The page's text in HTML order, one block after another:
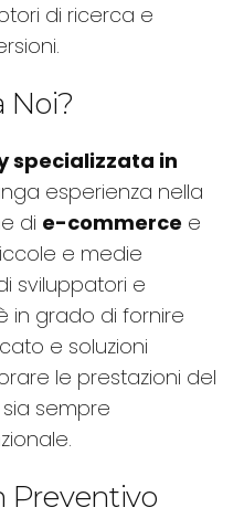
di ricerca e
Noi?
specializzata in
esperienza nella
di e-commerce e
e medie
sviluppatori e
in grado di fornire
e soluzioni
le prestazioni del
sempre
Preventivo